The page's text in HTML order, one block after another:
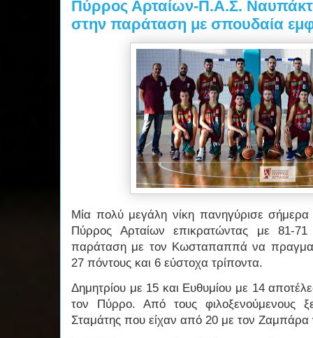
Πύρρος Αρταίων-Π.Α.Σ.
στην παράταση με σπουδαία
Μία πολύ μεγάλη νίκη πανηγύρισε
Πύρρος Αρταίων επικρατώντας με 81-
παράταση με τον Κωσταπαππά να
27 πόντους και 6 εύστοχα τρίποντα.
Δημητρίου με 15 και Ευθυμίου με 14
τον Πύρρο. Από τους φιλοξενούμενους
Σταμάτης που είχαν από 20 με τον